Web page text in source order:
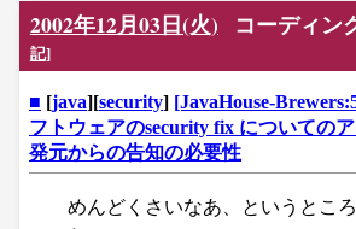
2002年12月03日(火) コーディン
記]
■ [java][security] [JavaHouse-
フトウェアのsecurity fix についての
発元からの告知の必要性
めんどくさいなあ、というとこ